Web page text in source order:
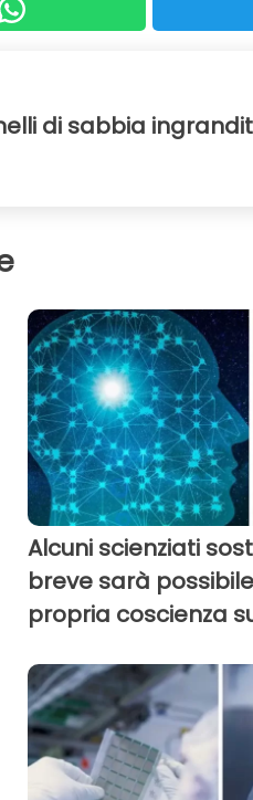
di sabbia
Alcuni scienziati
breve sarà
propria coscienza